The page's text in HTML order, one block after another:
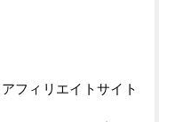
フィリエイトサイト